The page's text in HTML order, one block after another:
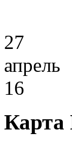
27
апрель
16
Карта